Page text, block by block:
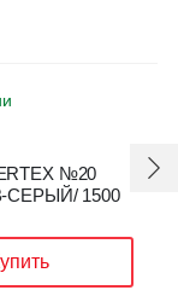
№20
СЕРЫЙ/ 1500